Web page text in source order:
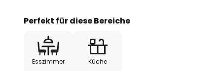
Perfekt für diese Bereiche
Esszimmer Küche